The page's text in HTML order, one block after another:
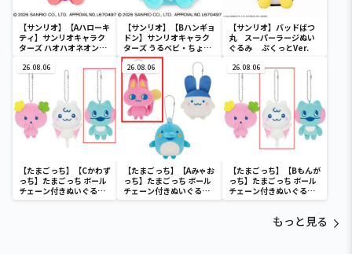
【サンリオ】【Aハローキ
ティ】サンリオキャラク
ターズ ハオハオネオンタ
【サンリオ】【Bハンギョ
ドン】サンリオキャラク
ターズ うるベビ・ちょい
デカドール
【サンリオ】バッドばつ
丸 スーパーラージぬい
ぐるみ ぷくっとVer.
26.08.06
【たまごっち】【Cかわず
っち】たまごっち ボール
チェーン付きぬいぐるみ
～Tamagotchi
26.08.06
【たまごっち】【Aみゃお
っち】たまごっち ボール
チェーン付きぬいぐるみ
～Tamagotchi
26.08.06
【たまごっち】【Bもんが
っち】たまごっち ボール
チェーン付きぬいぐるみ
～Tamagotchi
もっと見る